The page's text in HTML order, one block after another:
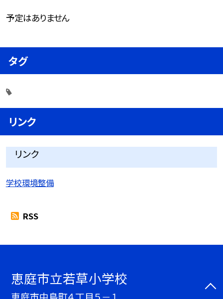
予定はありません
タグ
リンク
リンク
学校環境整備
RSS
恵庭市立若草小学校
恵庭市中島町４丁目５－１